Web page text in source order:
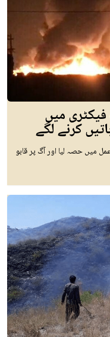
میں
کرنے لگے
کے عمل میں حصہ لیا اور آگ پر قابو